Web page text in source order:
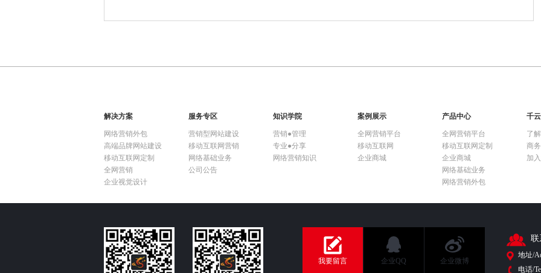
解决方案
网络营销外包
高端品牌网站建设
移动互联网定制
全网营销
企业视觉设计
服务专区
营销型网站建设
移动互联网营销
网络基础业务
公司公告
知识学院
营销●管理
专业●分享
网络营销知识
案例展示
全网营销平台
移动互联网
企业商城
产品中心
全网营销平台
移动互联网定制
企业商城
网络基础业务
网络营销外包
千
了
商
加
我要留言 企业QQ 企业微博
联
地址/
电话/